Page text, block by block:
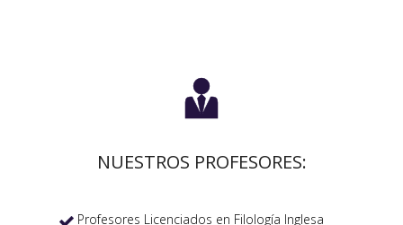

NUESTROS PROFESORES:
 Profesores Licenciados en Filología Inglesa